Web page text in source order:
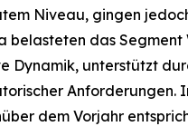
Niveau, gingen
belasteten das
Dynamik, unterstützt
Anforderungen.
dem Vorjahr